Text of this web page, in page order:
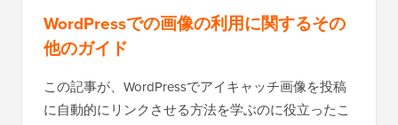
WordPressでの画像の利用に関するその
他のガイド
この記事が、WordPressでアイキャッチ画像を投稿